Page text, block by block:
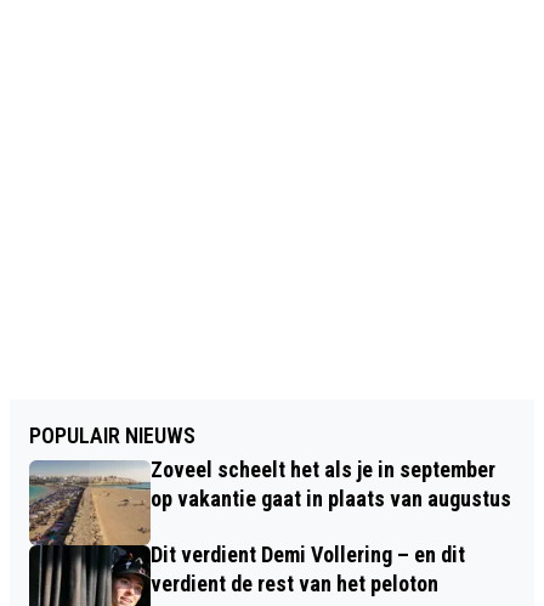
POPULAIR NIEUWS
Zoveel scheelt het als je in september
op vakantie gaat in plaats van augustus
Dit verdient Demi Vollering – en dit
verdient de rest van het peloton